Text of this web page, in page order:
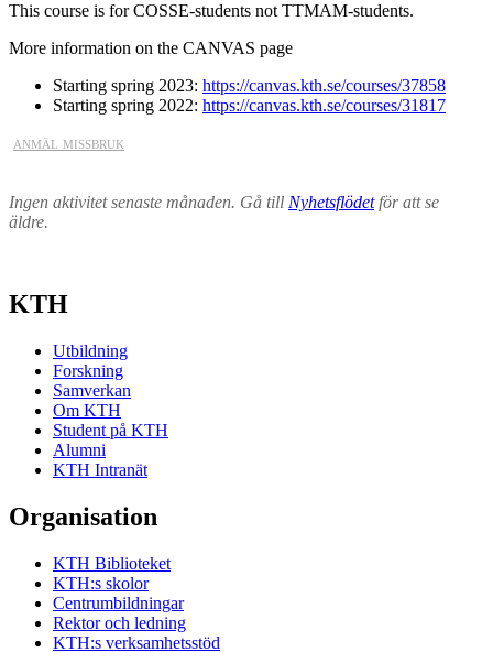
This course is for COSSE-students not TTMAM-students.
More information on the CANVAS page
Starting spring 2023: https://canvas.kth.se/courses/37858
Starting spring 2022: https://canvas.kth.se/courses/31817
anmäl missbruk
Ingen aktivitet senaste månaden. Gå till Nyhetsflödetför att se
äldre.
KTH
Utbildning
Forskning
Samverkan
Om KTH
Student på KTH
Alumni
KTH Intranät
Organisation
KTH Biblioteket
KTH:s skolor
Centrumbildningar
Rektor och ledning
KTH:s verksamhetsstöd